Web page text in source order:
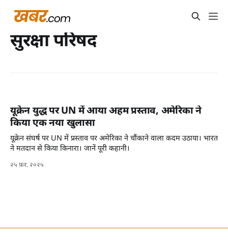
सुरक्षा परिषद
यूक्रेन युद्ध पर UN में आया अहम प्रस्ताव, अमेरिका ने
किया एक नया खुलासा
यूक्रेन संघर्ष पर UN में प्रस्ताव पर अमेरिका ने चौंकाने वाला कदम उठाया। भारत
ने मतदान से किया किनारा। जानें पूरी कहानी।
२५ फ़र. २०२५